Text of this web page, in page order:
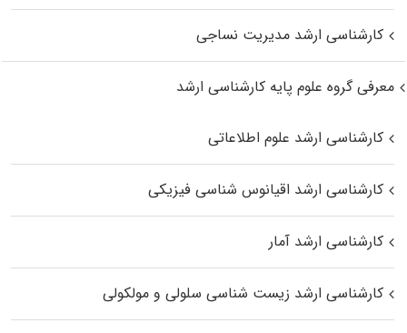
کارشناسی ارشد مدیریت نساجی
معرفی گروه علوم پایه کارشناسی ارشد
کارشناسی ارشد علوم اطلاعاتی
کارشناسی ارشد اقیانوس‌ شناسی فیزیکی
کارشناسی ارشد آمار
کارشناسی ارشد زیست شناسی سلولی و مولکولی